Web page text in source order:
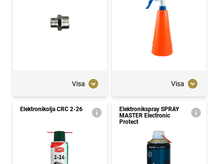
Visa Visa
Elektronikolja CRC 2-26
Elektronikspray SPRAY
MASTER Electronic
Protect